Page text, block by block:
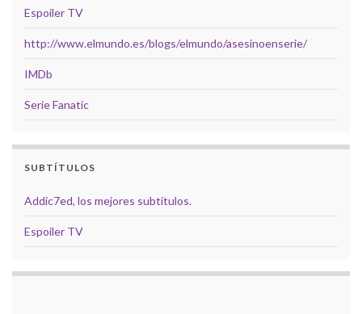
Espoiler TV
http://www.elmundo.es/blogs/elmundo/asesinoenserie/
IMDb
Serie Fanatic
SUBTÍTULOS
Addic7ed, los mejores subtítulos.
Espoiler TV